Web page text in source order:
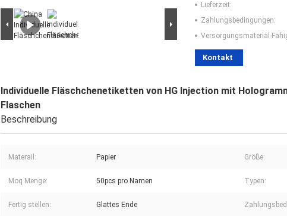
Lieferzeit:
Zahlungsbedingungen:
Versorgungsmaterial-
Kontakt
Individuelle Fläschchenetiketten von HG Injection mit
Flaschen
Beschreibung
Materail: Papier Größe:
Moq Menge: 50pcs pro Namen Typen:
Fertig stellen: Glattes Ende